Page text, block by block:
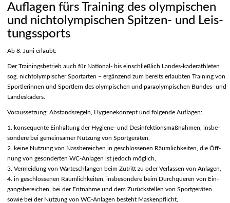
Auflagen fürs Training des olympischen
und nichtolympischen Spitzen- und Leis-
tungssports
Ab 8. Juni erlaubt:
Der Trainingsbetrieb auch für National- bis einschließlich Landes-kaderathleten
sog. nichtolympischer Sportarten – ergänzend zum bereits erlaubten Training von
Sportlerinnen und Sportlern des olympischen und paraolympischen Bundes- und
Landeskaders.
Voraussetzung: Abstandsregeln, Hygienekonzept und folgende Auflagen:
1. konsequente Einhaltung der Hygiene- und Desinfektionsmaßnahmen, insbe-
sondere bei gemeinsamer Nutzung von Sportgeräten,
2. keine Nutzung von Nassbereichen in geschlossenen Räumlichkeiten, die Öff-
nung von gesonderten WC-Anlagen ist jedoch möglich,
3. Vermeidung von Warteschlangen beim Zutritt zu oder Verlassen von Anlagen,
4. in geschlossenen Räumlichkeiten, insbesondere beim Durchqueren von Ein-
gangsbereichen, bei der Entnahme und dem Zurückstellen von Sportgeräten
sowie bei der Nutzung von WC-Anlagen besteht Maskenpflicht,